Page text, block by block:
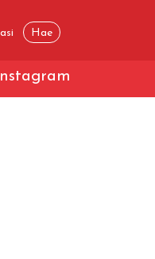
Instagram